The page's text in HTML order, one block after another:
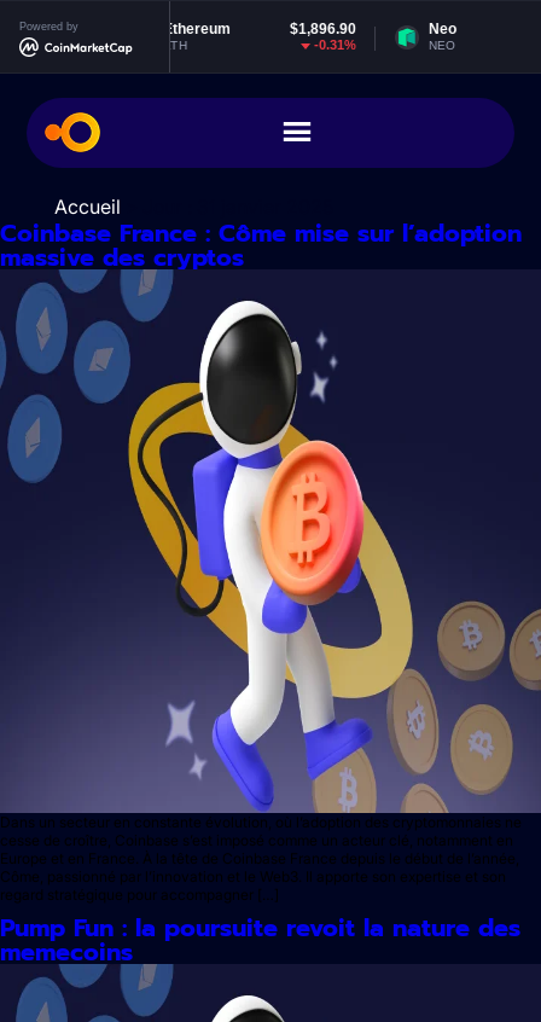
Powered byEthereum $1,896.90
ETH
Neo
NEO
Accueil
Coinbase France : Côme mise sur l’adoption
massive des cryptos
Dans un secteur en constante évolution, où l’adoption des cryptomonnaies ne
cesse de croître, Coinbase s’est imposé comme un acteur clé, notamment en
Europe et en France. À la tête de Coinbase France depuis le début de l’année,
Côme, passionné par l’innovation et le Web3. Il apporte son expertise et son
regard stratégique pour accompagner […]
Pump Fun : la poursuite revoit la nature des
memecoins